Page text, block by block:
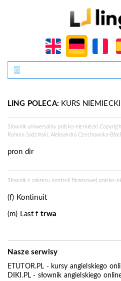
LING POLECA: KURS
Słownik uniwersalny polsko-niemiecki
Roman Sadziński, Aleksandra Czechowska-
pron dir
Słownik z zakresu kontroli finansowej polsko-
(f) Kontinuit
(m) Last f trwa
Nasze serwisy
ETUTOR.PL - kursy angielskiego
DIKI.PL - słownik angielskiego